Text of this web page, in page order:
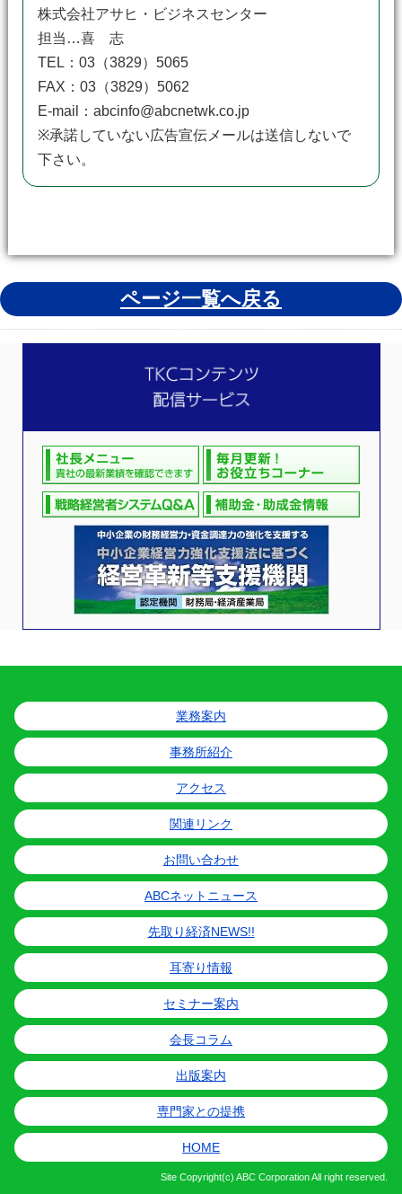
株式会社アサヒ・ビジネスセンター
担当…喜 志
TEL：03（3829）5065
FAX：03（3829）5062
E-mail：abcinfo@abcnetwk.co.jp
※承諾していない広告宣伝メールは送信しないで
下さい。
ページ一覧へ戻る
業務案内
事務所紹介
アクセス
関連リンク
お問い合わせ
ABCネットニュース
先取り経済NEWS!!
耳寄り情報
セミナー案内
会長コラム
出版案内
専門家との提携
HOME
Site Copyright(c) ABC Corporation All right reserved.